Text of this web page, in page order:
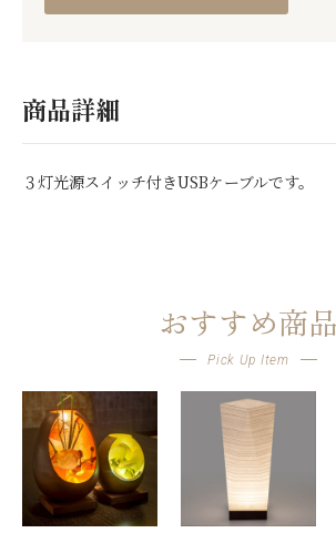
商品詳細
３灯光源スイッチ付きUSBケーブルです。
おすすめ商品
Pick Up Item